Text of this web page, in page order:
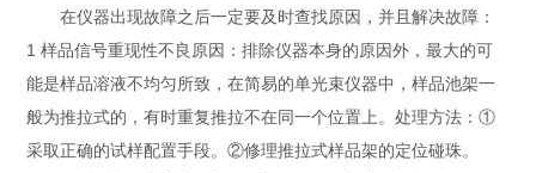
在仪器出现故障之后一定要及时查找原因，并且解决故障：
1 样品信号重现性不良原因：排除仪器本身的原因外，最大的可
能是样品溶液不均匀所致，在简易的单光束仪器中，样品池架一
般为推拉式的，有时重复推拉不在同一个位置上。处理方法：①
采取正确的试样配置手段。②修理推拉式样品架的定位碰珠。